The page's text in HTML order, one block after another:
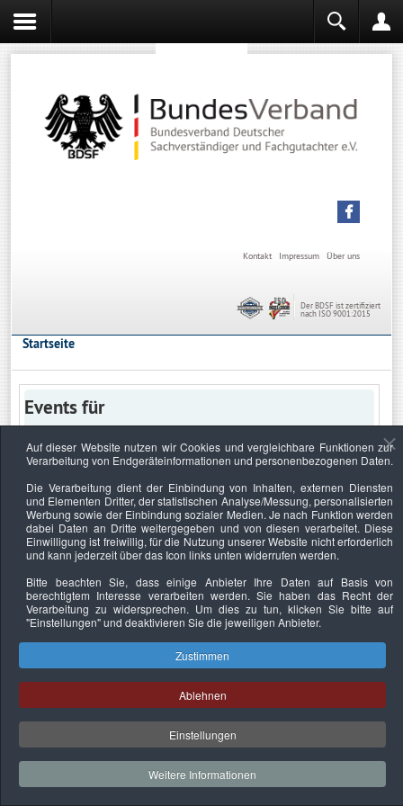
Über uns
Impressum
Kontakt
Der BDSF ist zertifiziert
nach ISO 9001:2015
Startseite
Events für
Keine Termine
Datenschutzerklärung Urheberrechtsnachweise Nachhaltigkeit
Copyright © 2026. Bundesverband Deutscher
Sachverständiger und Fachgutachter e.V..
Auf dieser Website nutzen wir Cookies und vergleichbare Funktionen zur
Verarbeitung von Endgeräteinformationen und personenbezogenen Daten.
Die Verarbeitung dient der Einbindung von Inhalten, externen Diensten
und Elementen Dritter, der statistischen Analyse/Messung, personalisierten
Werbung sowie der Einbindung sozialer Medien. Je nach Funktion werden
dabei Daten an Dritte weitergegeben und von diesen verarbeitet. Diese
Einwilligung ist freiwillig, für die Nutzung unserer Website nicht erforderlich
und kann jederzeit über das Icon links unten widerrufen werden.
Bitte beachten Sie, dass einige Anbieter Ihre Daten auf Basis von
berechtigtem Interesse verarbeiten werden. Sie haben das Recht der
Verarbeitung zu widersprechen. Um dies zu tun, klicken Sie bitte auf
"Einstellungen"und deaktivieren Sie die jeweiligen Anbieter.
Zustimmen
Ablehnen
Einstellungen
Weitere Informationen